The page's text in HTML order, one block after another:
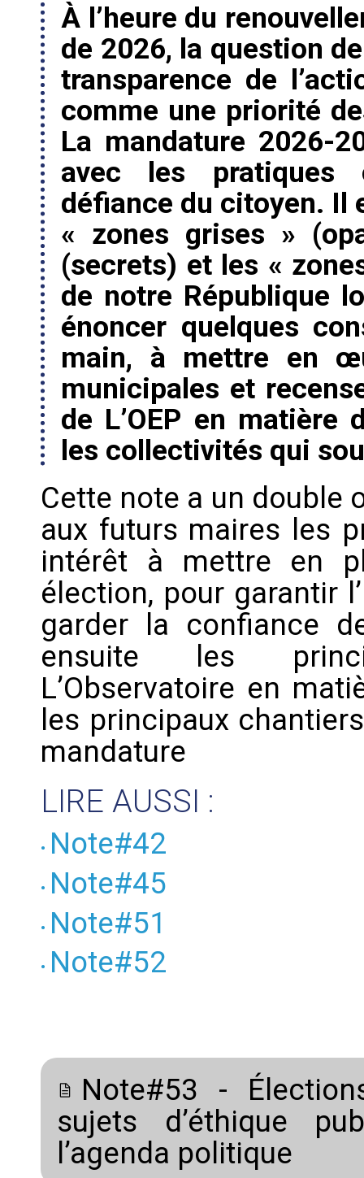
À l’heure du
de 2026, la question
transparence de
comme une priorité
La mandature 2026-
avec les pratiques
défiance du citoyen. Il
« zones grises »
(secrets) et les «
de notre République
énoncer quelques
main, à mettre en
municipales et
de L’OEP en matière
les collectivités qui
Cette note a un double
aux futurs maires les
intérêt à mettre en
élection, pour garantir
garder la confiance
ensuite les
L’Observatoire en
les principaux
mandature
LIRE AUSSI :
Note#42
Note#45
Note#51
Note#52
Note#53 -
sujets d’éthique
l’agenda politique